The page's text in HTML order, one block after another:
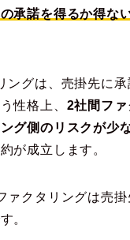
承諾を得るか得な
ングは、売掛先に
性格上、 2社間ファ
グ側のリスクが少
が成立します。
ァクタリングは売掛
。